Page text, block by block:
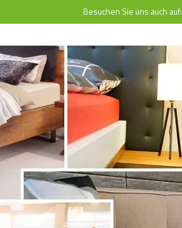
Besuchen Sie uns auch auf: